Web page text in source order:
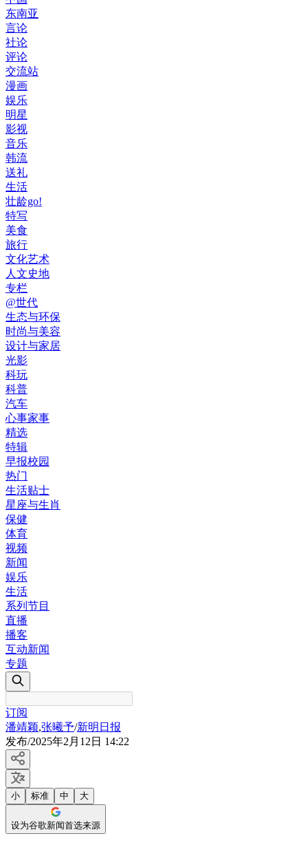
东南亚
言论
社论
评论
交流站
漫画
娱乐
明星
影视
音乐
韩流
送礼
生活
壮龄go!
特写
美食
旅行
文化艺术
人文史地
专栏
@世代
生态与环保
时尚与美容
设计与家居
光影
科玩
科普
汽车
心事家事
精选
特辑
早报校园
热门
生活贴士
星座与生肖
保健
体育
视频
新闻
娱乐
生活
系列节目
直播
播客
互动新闻
专题
订阅
潘靖颖,张曦予/新明日报
发布/2025年2月12日 14:22
小 标准 中 大
设为谷歌新闻首选来源